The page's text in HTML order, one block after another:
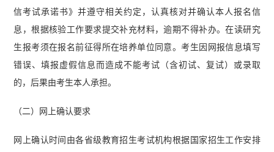
信考试承诺书》并遵守相关约定，认真核对并确认本人报名信
息，根据核验工作要求提交补充材料，逾期不得补办。在读研究
生报考须在报名前征得所在培养单位同意。考生因网报信息填写
错误、填报虚假信息而造成不能考试（含初试、复试）或录取
的，后果由考生本人承担。
（二）网上确认要求
网上确认时间由各省级教育招生考试机构根据国家招生工作安排